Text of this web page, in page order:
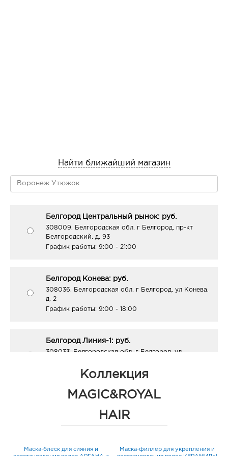
Найти ближайший магазин
Белгород Центральный рынок: руб.
308009, Белгородская обл, г Белгород, пр-кт
Белгородский, д. 93
График работы: 9:00 - 21:00
Белгород Конева: руб.
308036, Белгородская обл, г Белгород, ул Конева,
д. 2
График работы: 9:00 - 18:00
Белгород Линия-1: руб.
308033, Белгородская обл, г Белгород, ул
График работы:10:00 - 21:00
308010, Белгородская обл, г Белгород, пр-кт
Коллекция
MAGIC&ROYAL
HAIR
Маска-блеск для сияния и
Маска-филлер для укрепления и